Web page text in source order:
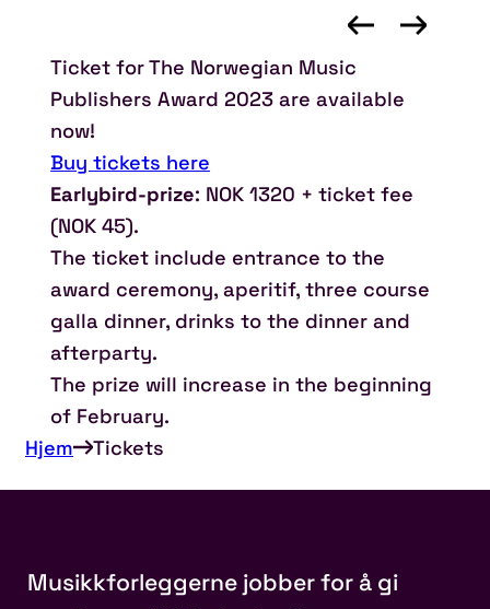
Ticket for The Norwegian Music
Publishers Award 2023 are available
now!
Buy tickets here
Earlybird-prize: NOK 1320 + ticket fee
(NOK 45).
The ticket include entrance to the
award ceremony, aperitif, three course
galla dinner, drinks to the dinner and
afterparty.
The prize will increase in the beginning
of February.
Hjem
Tickets
Musikkforleggerne jobber for å gi